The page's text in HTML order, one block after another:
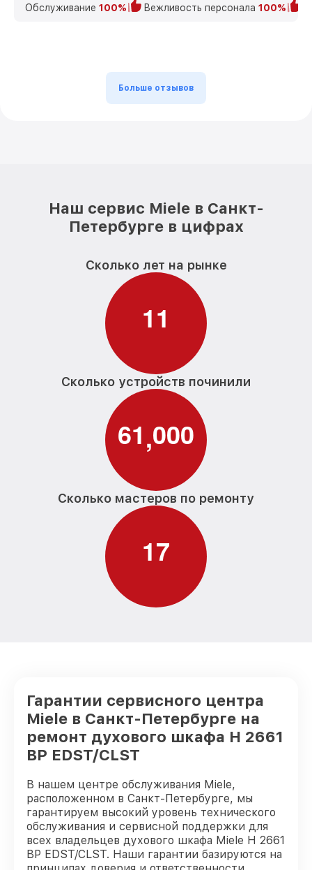
Обслуживание 100% Вежливость персонала 100%
Больше отзывов
Наш сервис Miele в Санкт-
Петербурге в цифрах
Сколько лет на рынке
11
Сколько устройств починили
61,000
Сколько мастеров по ремонту
17
Гарантии сервисного центра
Miele в Санкт-Петербурге на
ремонт духового шкафа H 2661
BP EDST/CLST
В нашем центре обслуживания Miele,
расположенном в Санкт-Петербурге, мы
гарантируем высокий уровень технического
обслуживания и сервисной поддержки для
всех владельцев духового шкафа Miele H 2661
BP EDST/CLST. Наши гарантии базируются на